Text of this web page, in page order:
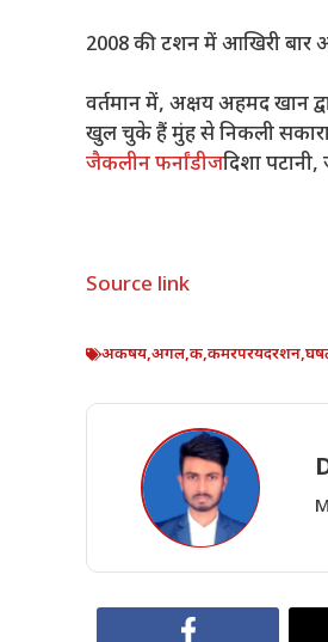
2008 की टशन में आखिरी
वर्तमान में, अक्षय अहमद खान
खुल चुके हैंमुंह से निकली
जैकलीन फर्नांडीजदिशा
Source link
अकषय,अगल,क,कमरपरयदरशन,